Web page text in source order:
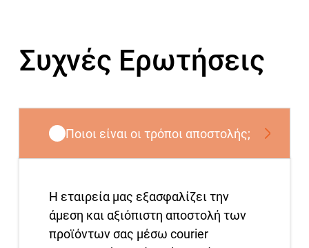
Συχνές Ερωτήσεις
Ποιοι είναι οι τρόποι αποστολής;
Η εταιρεία μας εξασφαλίζει την
άμεση και αξιόπιστη αποστολή των
προϊόντων σας μέσω courier